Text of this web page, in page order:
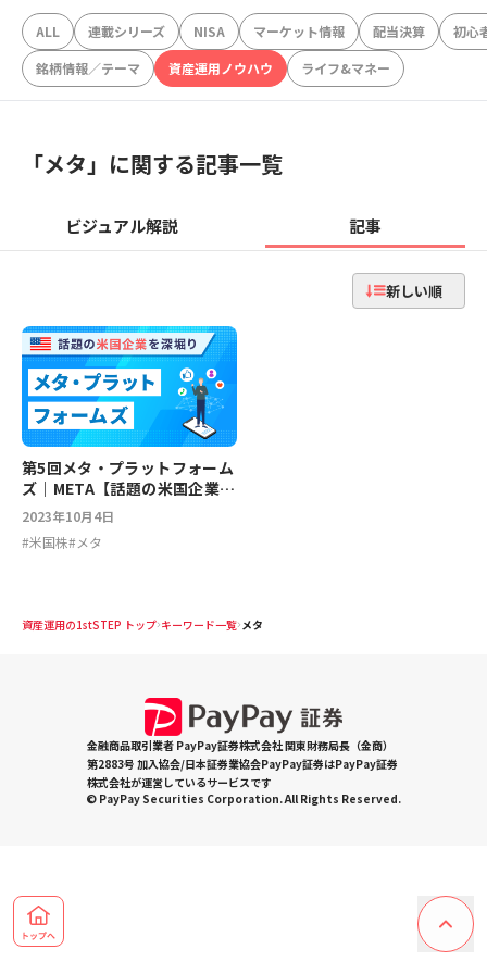
ALL 連載シリーズ NISA マーケット情報 配当決算
初心
銘柄情報／テーマ
資産運用ノウハウ ライフ&マネー
「メタ」に関する記事一覧
ビジュアル解説 記事
新しい順
第5回メタ・プラットフォーム
ズ｜META【話題の米国企業を
深堀り】
2023年10月4日
#米国株#メタ
資産運用の1stSTEP トップ キーワード一覧 メタ
金融商品取引業者 PayPay証券株式会社 関東財務局長（金商）
第2883号 加入協会/日本証券業協会PayPay証券はPayPay証券
株式会社が運営しているサービスです
© PayPay Securities Corporation. All Rights Reserved.